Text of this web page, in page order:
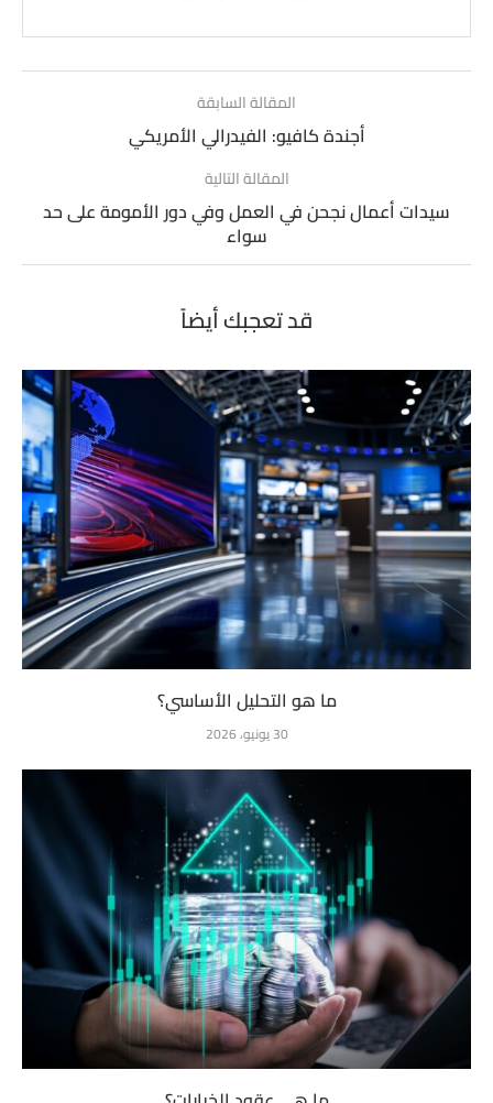
المقالة السابقة
أجندة كافيو: الفيدرالي الأمريكي
المقالة التالية
سيدات أعمال نجحن في العمل وفي دور الأمومة على حد
سواء
قد تعجبك أيضاً
ما هو التحليل الأساسي؟
30 يونيو، 2026